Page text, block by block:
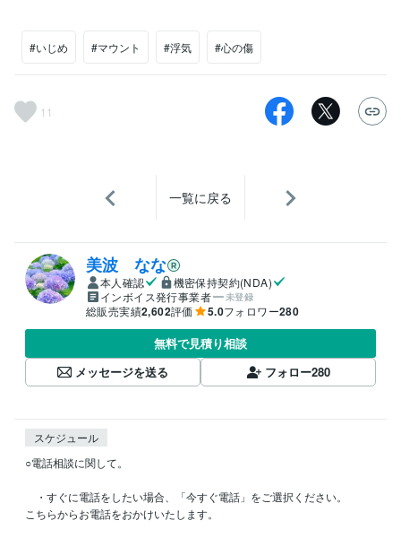
#いじめ #マウント #浮気 #心の傷
11
一覧に戻る
美波 なな
本人確認
機密保持契約(NDA)
インボイス発行事業者
未登録
総販売実績2,602評価 5.0フォロワー280
無料で見積り相談
メッセージを送る
フォロー280
スケジュール
○電話相談に関して。
・すぐに電話をしたい場合、「今すぐ電話」をご選択ください。
こちらからお電話をおかけいたします。